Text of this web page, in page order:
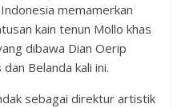
memamerkan
kain tenun Mollo khas
dibawa Dian Oerip
Belanda kali ini.
sebagai direktur artistik